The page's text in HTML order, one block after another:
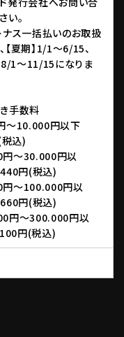
い。
ス一括払いのお取扱
【夏期】1/1～6/15、
8/1～11/15になりま
手数料
10.000円以下
込)
～30.000円以
円(税込)
～100.000円以
円(税込)
円～300.000円以
円(税込)